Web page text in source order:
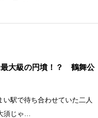
最大級の円墳！？ 鶴舞公
駅で待ち合わせていた二人
須じゃ…